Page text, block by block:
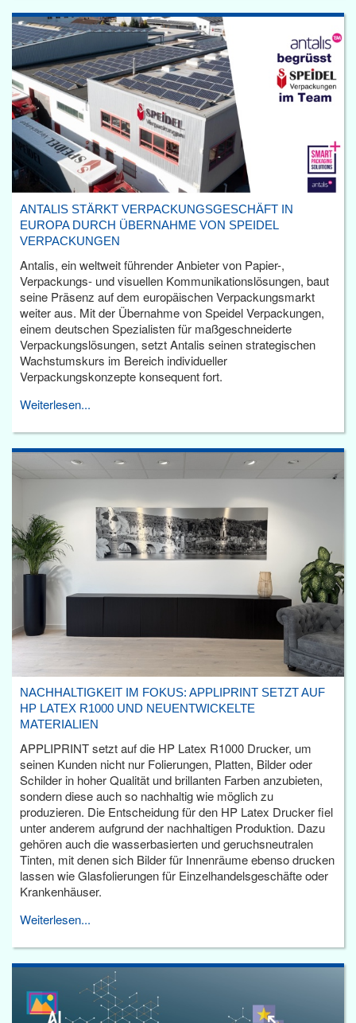
ANTALIS STÄRKT VERPACKUNGSGESCHÄFT IN
EUROPA DURCH ÜBERNAHME VON SPEIDEL
VERPACKUNGEN
Antalis, ein weltweit führender Anbieter von Papier-,
Verpackungs- und visuellen Kommunikationslösungen, baut
seine Präsenz auf dem europäischen Verpackungsmarkt
weiter aus. Mit der Übernahme von Speidel Verpackungen,
einem deutschen Spezialisten für maßgeschneiderte
Verpackungslösungen, setzt Antalis seinen strategischen
Wachstumskurs im Bereich individueller
Verpackungskonzepte konsequent fort.
Weiterlesen...
NACHHALTIGKEIT IM FOKUS: APPLIPRINT SETZT AUF
HP LATEX R1000 UND NEUENTWICKELTE
MATERIALIEN
APPLIPRINT setzt auf die HP Latex R1000 Drucker, um
seinen Kunden nicht nur Folierungen, Platten, Bilder oder
Schilder in hoher Qualität und brillanten Farben anzubieten,
sondern diese auch so nachhaltig wie möglich zu
produzieren. Die Entscheidung für den HP Latex Drucker fiel
unter anderem aufgrund der nachhaltigen Produktion. Dazu
gehören auch die wasserbasierten und geruchsneutralen
Tinten, mit denen sich Bilder für Innenräume ebenso drucken
lassen wie Glasfolierungen für Einzelhandelsgeschäfte oder
Krankenhäuser.
Weiterlesen...